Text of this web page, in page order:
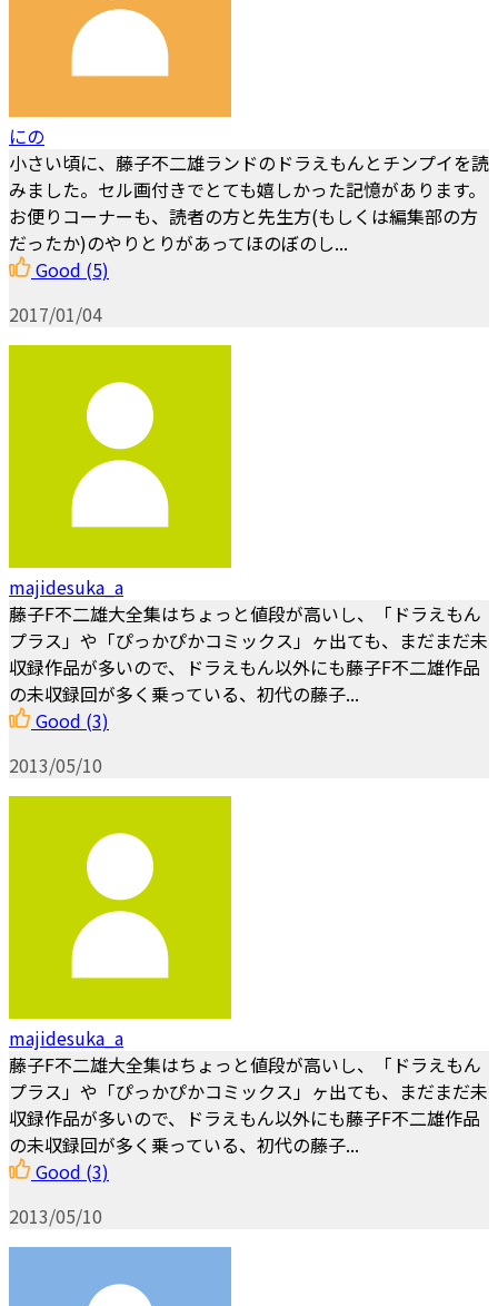
にの
小さい頃に、藤子不二雄ランドのドラえもんとチンプイを読
みました。セル画付きでとても嬉しかった記憶があります。
お便りコーナーも、読者の方と先生方(もしくは編集部の方
だったか)のやりとりがあってほのぼのし...
Good (5)
2017/01/04
majidesuka_a
藤子F不二雄大全集はちょっと値段が高いし、「ドラえもん
プラス」や「ぴっかぴかコミックス」ヶ出ても、まだまだ未
収録作品が多いので、ドラえもん以外にも藤子F不二雄作品
の未収録回が多く乗っている、初代の藤子...
Good (3)
2013/05/10
majidesuka_a
藤子F不二雄大全集はちょっと値段が高いし、「ドラえもん
プラス」や「ぴっかぴかコミックス」ヶ出ても、まだまだ未
収録作品が多いので、ドラえもん以外にも藤子F不二雄作品
の未収録回が多く乗っている、初代の藤子...
Good (3)
2013/05/10